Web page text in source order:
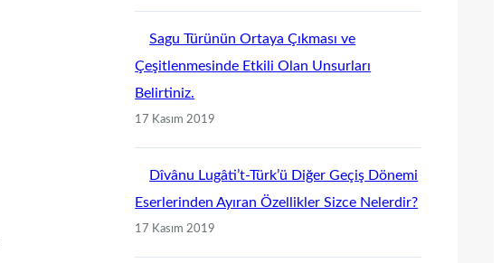
Sagu Türünün Ortaya Çıkması ve
Çeşitlenmesinde Etkili Olan Unsurları
Belirtiniz.
17 Kasım 2019
Dîvânu Lugâti’t-Türk’ü Diğer Geçiş Dönemi
Eserlerinden Ayıran Özellikler Sizce Nelerdir?
17 Kasım 2019